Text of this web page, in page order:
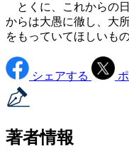
とくに、これからの
からは大愚に徹し、大
をもっていてほしいもの
シェアする
著者情報